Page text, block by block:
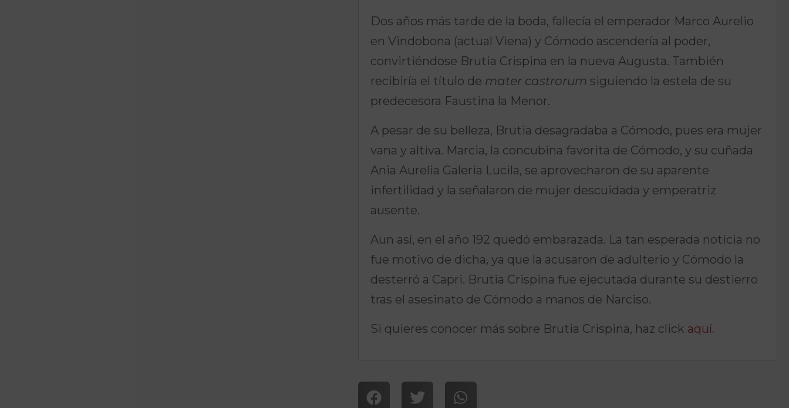
Dos años más tarde de la boda, fallecía el emperador Marco Aurelio
en Vindobona (actual Viena) y Cómodo ascendería al poder,
convirtiéndose Brutia Crispina en la nueva Augusta. También
recibiría el título de mater castrorum siguiendo la estela de su
predecesora Faustina la Menor.
A pesar de su belleza, Brutia desagradaba a Cómodo, pues era mujer
vana y altiva. Marcia, la concubina favorita de Cómodo, y su cuñada
Ania Aurelia Galeria Lucila, se aprovecharon de su aparente
infertilidad y la señalaron de mujer descuidada y emperatriz
ausente.
Aun así, en el año 192 quedó embarazada. La tan esperada noticia no
fue motivo de dicha, ya que la acusaron de adulterio y Cómodo la
desterró a Capri. Brutia Crispina fue ejecutada durante su destierro
tras el asesinato de Cómodo a manos de Narciso.
Si quieres conocer más sobre Brutia Crispina, haz click aquí.